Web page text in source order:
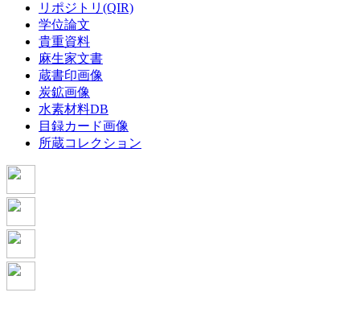
リポジトリ(QIR)
学位論文
貴重資料
麻生家文書
蔵書印画像
炭鉱画像
水素材料DB
目録カード画像
所蔵コレクション